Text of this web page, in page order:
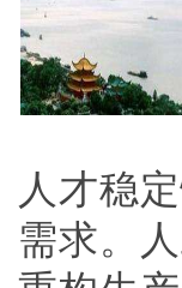
人才稳
需求。